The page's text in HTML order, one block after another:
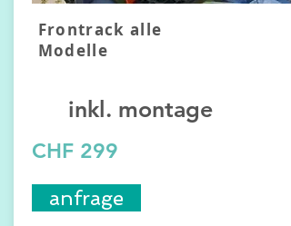
Frontrack alle
Modelle
inkl. montage
CHF 299
anfrage